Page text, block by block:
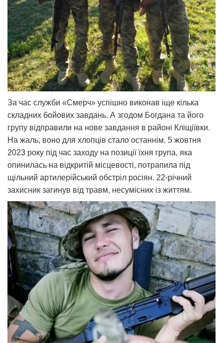
За час служби «Смерч» успішно виконав іще кілька
складних бойових завдань. А згодом Богдана та його
групу відправили на нове завдання в районі Кліщіївки.
На жаль, воно для хлопців стало останнім. 5 жовтня
2023 року під час заходу на позиції їхня група, яка
опинилась на відкритій місцевості, потрапила під
щільний артилерійський обстріл росіян. 22-річний
захисник загинув від травм, несумісних із життям.